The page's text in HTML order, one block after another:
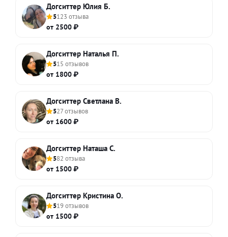
Догситтер Юлия Б.
5123 отзыва
от 2500 ₽
Догситтер Наталья П.
515 отзывов
от 1800 ₽
Догситтер Светлана В.
527 отзывов
от 1600 ₽
Догситтер Наташа С.
582 отзыва
от 1500 ₽
Догситтер Кристина О.
519 отзывов
от 1500 ₽